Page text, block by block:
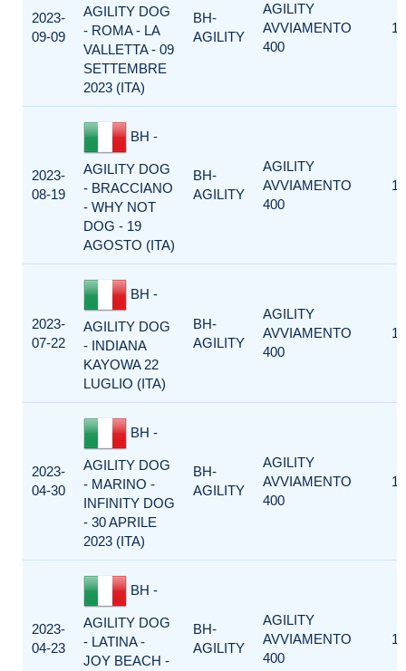
2023-
09-09
AGILITY DOG
- ROMA - LA
VALLETTA - 09
SETTEMBRE
2023 (ITA)
BH-
AGILITY
AGILITY
AVVIAMENTO
400
1
2023-
08-19
BH -
AGILITY DOG
- BRACCIANO
- WHY NOT
DOG - 19
AGOSTO (ITA)
BH-
AGILITY
AGILITY
AVVIAMENTO
400
1
2023-
07-22
BH -
AGILITY DOG
- INDIANA
KAYOWA 22
LUGLIO (ITA)
BH-
AGILITY
AGILITY
AVVIAMENTO
400
1
2023-
04-30
BH -
AGILITY DOG
- MARINO -
INFINITY DOG
- 30 APRILE
2023 (ITA)
BH-
AGILITY
AGILITY
AVVIAMENTO
400
1
2023-
04-23
BH -
AGILITY DOG
- LATINA -
JOY BEACH -
BH-
AGILITY
AGILITY
AVVIAMENTO
400
1